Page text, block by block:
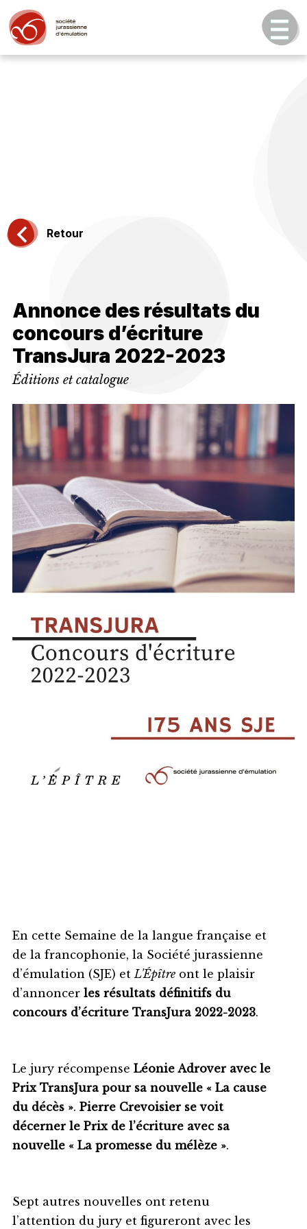
Retour
Annonce des résultats du
concours d’écriture
TransJura 2022-2023
Éditions et catalogue
En cette Semaine de la langue française et
de la francophonie, la Société jurassienne
d’émulation (SJE) etL'Épîtreont le plaisir
d’annoncer les résultats définitifs du
concours d’écriture TransJura 2022-2023.
Le jury récompense Léonie Adrover avec le
Prix TransJura pour sa nouvelle « La cause
du décès ». Pierre Crevoisier se voit
décerner le Prix de l’écriture avec sa
nouvelle « La promesse du mélèze ».
Sept autres nouvelles ont retenu
l’attention du jury et figureront avec les